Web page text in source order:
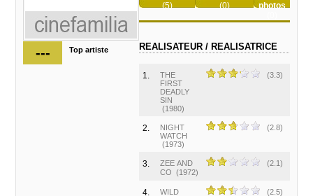
--- Top artiste
(5)
(0)
photos
REALISATEUR / REALISATRICE
1.
THE
FIRST
DEADLY
SIN
(1980)
(3.3)
2.
NIGHT
WATCH
(1973)
(2.8)
3.
ZEE AND
CO (1972)
(2.1)
4.
WILD
(2.5)